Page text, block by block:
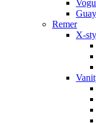
Remer
X-